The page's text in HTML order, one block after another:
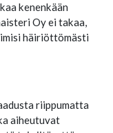
kenenkään
Oy ei takaa,
häiriöttömästi
riippumatta
aiheutuvat